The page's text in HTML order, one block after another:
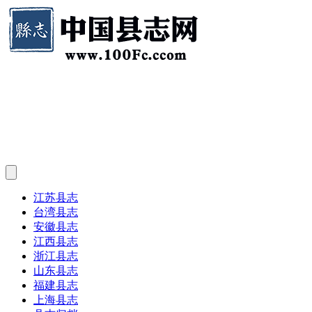
江苏县志
台湾县志
安徽县志
江西县志
浙江县志
山东县志
福建县志
上海县志